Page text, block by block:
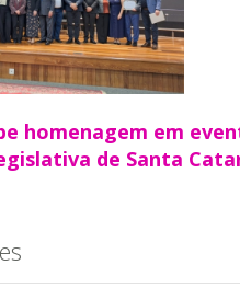
homenagem em
de Santa